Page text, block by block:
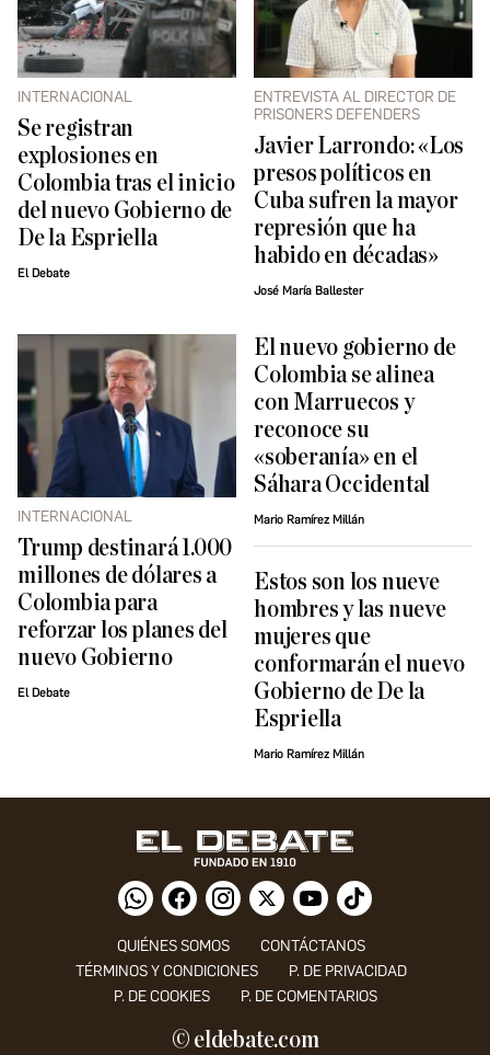
INTERNACIONAL
Se registran
explosiones en
Colombia tras el inicio
del nuevo Gobierno de
De la Espriella
El Debate
ENTREVISTA AL DIRECTOR DE
PRISONERS DEFENDERS
Javier Larrondo: «Los
presos políticos en
Cuba sufren la mayor
represión que ha
habido en décadas»
José María Ballester
INTERNACIONAL
Trump destinará 1.000
millones de dólares a
Colombia para
reforzar los planes del
nuevo Gobierno
El Debate
El nuevo gobierno de
Colombia se alinea
con Marruecos y
reconoce su
«soberanía» en el
Sáhara Occidental
Mario Ramírez Millán
Estos son los nueve
hombres y las nueve
mujeres que
conformarán el nuevo
Gobierno de De la
Espriella
Mario Ramírez Millán
QUIÉNES SOMOS
CONTÁCTANOS
TÉRMINOS Y CONDICIONES
P. DE PRIVACIDAD
P. DE COOKIES
P. DE COMENTARIOS
© eldebate.com